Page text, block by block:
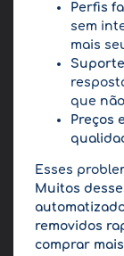
Perfis
sem
mais
que
Preços
Esses
Muitos
removidos
comprar